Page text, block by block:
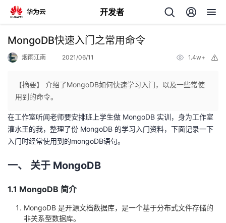
开发者
返
个
人
主
页
我
的
开
MongoDB快速入门之常用命令
烟雨江南 2021/06/11 1.4w+
【摘要】 介绍了MongoDB如何快速学习入门，以及一些常使
用到的命令。
在工作室听闻老师要安排班上学生做 MongoDB 实训，身为工作室
灌水王的我，整理了份 MongoDB 的学习入门资料，下面记录一下
入门时经常使用到的mongoDB语句。
一、 关于 MongoDB
1.1 MongoDB 简介
MongoDB 是开源文档数据库，是一个基于分布式文件存储的
非关系型数据库。